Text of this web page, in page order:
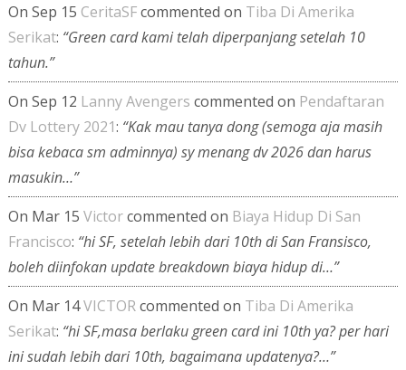
On Sep 15 CeritaSFcommented on Tiba Di Amerika
Serikat: “Green card kami telah diperpanjang setelah 10
tahun.”
On Sep 12 Lanny Avengers commented on Pendaftaran
Dv Lottery 2021: “Kak mau tanya dong (semoga aja masih
bisa kebaca sm adminnya) sy menang dv 2026 dan harus
masukin…”
On Mar 15 Victorcommented on Biaya Hidup Di San
Francisco: “hi SF, setelah lebih dari 10th di San Fransisco,
boleh diinfokan update breakdown biaya hidup di…”
On Mar 14VICTORcommented on Tiba Di Amerika
Serikat: “hi SF,masa berlaku green card ini 10th ya? per hari
ini sudah lebih dari 10th, bagaimana updatenya?…”